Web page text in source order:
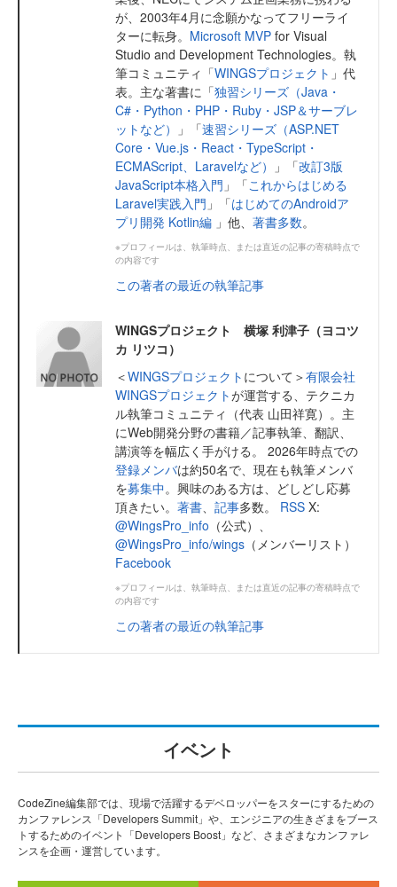
が、2003年4月に念願かなってフリーライ
ターに転身。 Microsoft MVP for Visual
Studio and Development Technologies。執
筆コミュニティ「WINGSプロジェクト 」代
表。主な著書に「独習シリーズ（Java・
C#・Python・PHP・Ruby・JSP＆サーブレ
ットなど）
」「速習シリーズ（ASP.NET
Core・Vue.js・React・TypeScript・
ECMAScript、Laravelなど）
」「改訂3版
JavaScript本格入門 」「これからはじめる
Laravel実践入門 」「はじめてのAndroidア
プリ開発 Kotlin編 」他、 著書多数。
※プロフィールは、執筆時点、または直近の記事の寄稿時点で
の内容です
この著者の最近の執筆記事
WINGSプロジェクト 横塚 利津子（ヨコツ
カ リツコ）
＜WINGSプロジェクト について＞有限会社
WINGSプロジェクトが運営する、テクニカ
ル執筆コミュニティ（代表 山田祥寛）。主
にWeb開発分野の書籍／記事執筆、翻訳、
講演等を幅広く手がける。 2026年時点での
登録メンバは約50名で、現在も執筆メンバ
を募集中。興味のある方は、どしどし応募
頂きたい。 著書 記事多数。 RSS X:
@WingsPro_info （公式）、
@WingsPro_info/wings （メンバーリスト）
Facebook
※プロフィールは、執筆時点、または直近の記事の寄稿時点で
の内容です
この著者の最近の執筆記事
イベント
CodeZine編集部では、現場で活躍するデベロッパーをスターにするための
カンファレンス「Developers Summit」や、エンジニアの生きざまをブース
トするためのイベント「Developers Boost」など、さまざまなカンファレ
ンスを企画・運営しています。